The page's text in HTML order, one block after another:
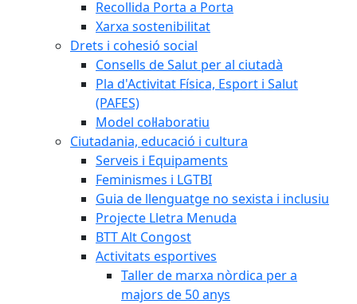
Recollida Porta a Porta
Xarxa sostenibilitat
Drets i cohesió social
Consells de Salut per al ciutadà
Pla d'Activitat Física, Esport i Salut
(PAFES)
Model col·laboratiu
Ciutadania, educació i cultura
Serveis i Equipaments
Feminismes i LGTBI
Guia de llenguatge no sexista i inclusiu
Projecte Lletra Menuda
BTT Alt Congost
Activitats esportives
Taller de marxa nòrdica per a
majors de 50 anys